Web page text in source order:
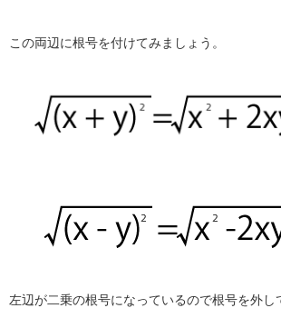
この両辺に根号を付けてみましょう。
左辺が二乗の根号になっているので根号を外し